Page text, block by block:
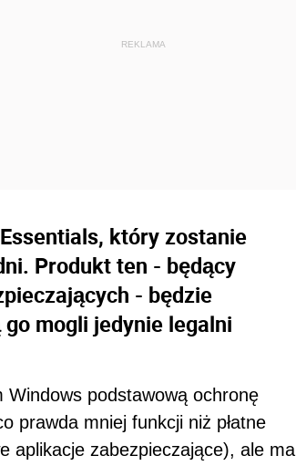
który zostanie
Produkt ten - będący
- będzie
mogli jedynie legalni
podstawową ochronę
prawda mniej funkcji niż płatne
aplikacje zabezpieczające), ale ma